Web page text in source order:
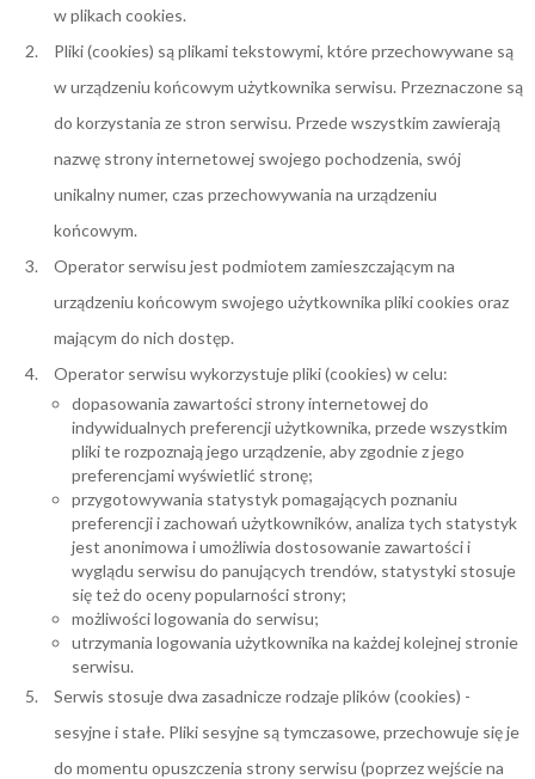
w plikach cookies.
Pliki (cookies) są plikami tekstowymi, które przechowywane są
w urządzeniu końcowym użytkownika serwisu. Przeznaczone są
do korzystania ze stron serwisu. Przede wszystkim zawierają
nazwę strony internetowej swojego pochodzenia, swój
unikalny numer, czas przechowywania na urządzeniu
końcowym.
Operator serwisu jest podmiotem zamieszczającym na
urządzeniu końcowym swojego użytkownika pliki cookies oraz
mającym do nich dostęp.
Operator serwisu wykorzystuje pliki (cookies) w celu:
dopasowania zawartości strony internetowej do
indywidualnych preferencji użytkownika, przede wszystkim
pliki te rozpoznają jego urządzenie, aby zgodnie z jego
preferencjami wyświetlić stronę;
przygotowywania statystyk pomagających poznaniu
preferencji i zachowań użytkowników, analiza tych statystyk
jest anonimowa i umożliwia dostosowanie zawartości i
wyglądu serwisu do panujących trendów, statystyki stosuje
się też do oceny popularności strony;
możliwości logowania do serwisu;
utrzymania logowania użytkownika na każdej kolejnej stronie
serwisu.
Serwis stosuje dwa zasadnicze rodzaje plików (cookies) -
sesyjne i stałe. Pliki sesyjne są tymczasowe, przechowuje się je
do momentu opuszczenia strony serwisu (poprzez wejście na